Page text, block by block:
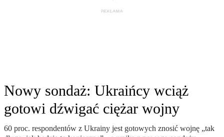
Nowy sondaż: Ukraińcy wciąż
gotowi dźwigać ciężar wojny
60 proc. respondentów z Ukrainy jest gotowych znosić wojnę „tak